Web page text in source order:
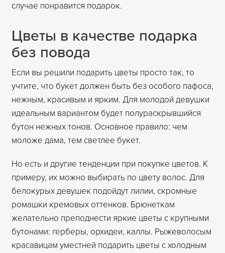
случае понравится подарок.
Цветы в качестве подарка
без повода
Если вы решили подарить цветы просто так, то
учтите, что букет должен быть без особого пафоса,
нежным, красивым и ярким. Для молодой девушки
идеальным вариантом будет полураскрывшийся
бутон нежных тонов. Основное правило: чем
моложе дама, тем светлее букет.
Но есть и другие тенденции при покупке цветов. К
примеру, их можно выбирать по цвету волос. Для
белокурых девушек подойдут лилии, скромные
ромашки кремовых оттенков. Брюнеткам
желательно преподнести яркие цветы с крупными
бутонами: герберы, орхидеи, каллы. Рыжеволосым
красавицам уместней подарить цветы с холодным